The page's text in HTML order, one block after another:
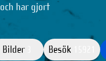
och har gjort
Bilder Besök